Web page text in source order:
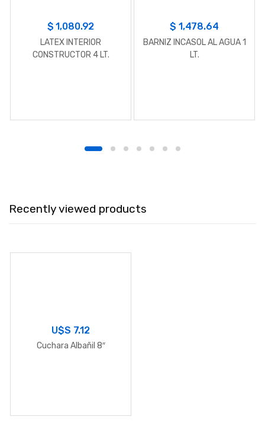
$1,080.92
LATEX INTERIOR
CONSTRUCTOR 4 LT.
$ 1,478.64
BARNIZ INCASOL AL AGUA 1
LT.
Recently viewed products
U$S 7.12
Cuchara Albañil 8″